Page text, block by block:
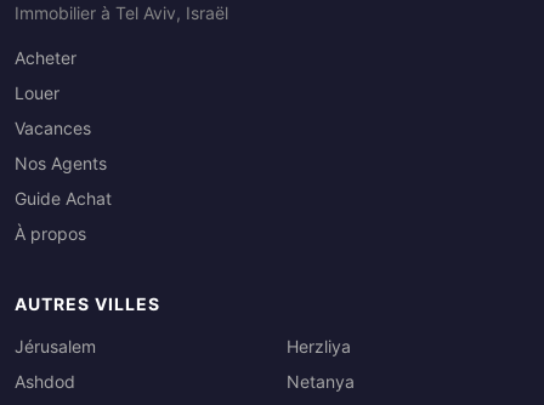
Immobilier à Tel Aviv, Israël
Acheter
Louer
Vacances
Nos Agents
Guide Achat
À propos
AUTRES VILLES
Jérusalem
Ashdod
Herzliya
Netanya